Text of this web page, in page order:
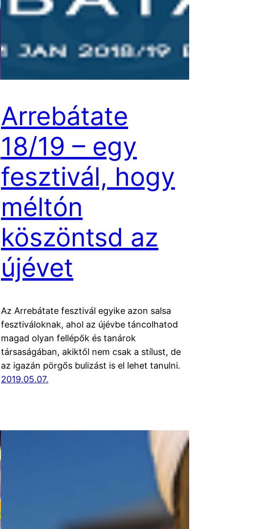
Arrebátate
18/19 – egy
fesztivál, hogy
méltón
köszöntsd az
újévet
Az Arrebátate fesztivál egyike azon salsa
fesztiváloknak, ahol az újévbe táncolhatod
magad olyan fellépők és tanárok
társaságában, akiktől nem csak a stílust, de
az igazán pörgős bulizást is el lehet tanulni.
2019.05.07.